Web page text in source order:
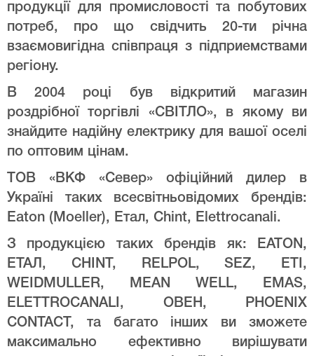
продукції для промисловості та побутових
потреб, про що свідчить 20-ти річна
взаємовигідна співпраця з підприемствами
регіону.
В 2004 році був відкритий магазин
роздрібної торгівлі «СВІТЛО», в якому ви
знайдите надійну електрику для вашої оселі
по оптовим цінам.
ТОВ «ВКФ «Север» офіційний дилер в
Україні таких всесвітньовідомих брендів:
Eaton (Moeller), Етал, Chint, Elettrocanali.
З продукцією таких брендів як: EATON,
ЕТАЛ, CHINT, RELPOL, SEZ, ETI,
WEIDMULLER, MEAN WELL, EMAS,
ELETTROCANALI, ОВЕН, PHOENIX
CONTACT, та багато інших ви зможете
максимально ефективно вирішувати